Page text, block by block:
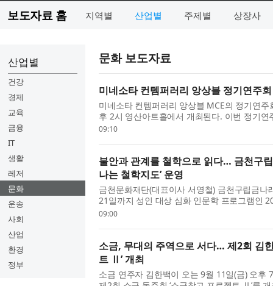
보도자료 홈 지역별 산업별 주제별 상장사
산업별
건강
경제
교육
금융
IT
생활
레저
문화
운송
사회
산업
환경
정부
문화 보도자료
미네소타 컨템퍼러리 앙상블 정기연주회
미네소타 컨템퍼러리 앙상블 MCE의 정기연주
후 2시 영산아트홀에서 개최된다. 이번 정기연
만들어내는 공간과 감정의 결을 다채로운 편
09:10
불안과 관계를 철학으로 읽다… 금천구
나는 철학지도’ 운영
금천문화재단(대표이사 서영철) 금천구립금
21일까지 성인 대상 심화 인문학 프로그램인
철학지도’를 운영한다고 밝혔다. ‘지혜학교’는
09:00
소금, 무대의 주역으로 서다… 제2회 김
트 Ⅱ’ 개최
소금 연주자 김한백이 오는 9월 11일(금) 오후